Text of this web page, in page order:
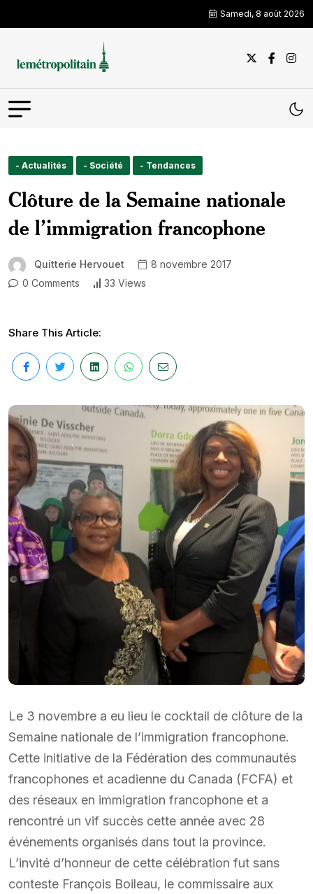
Samedi, 8 août 2026
- Actualités - Société - Tendances
Clôture de la Semaine nationale
de l’immigration francophone
Quitterie Hervouet
8 novembre 2017
0 Comments
33 Views
Share This Article:
Le 3 novembre a eu lieu le cocktail de clôture de la
Semaine nationale de l’immigration francophone.
Cette initiative de la Fédération des communautés
francophones et acadienne du Canada (FCFA) et
des réseaux en immigration francophone et a
rencontré un vif succès cette année avec 28
événements organisés dans tout la province.
L’invité d’honneur de cette célébration fut sans
conteste François Boileau, le commissaire aux